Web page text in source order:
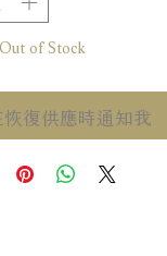
of Stock
復供應時通知我